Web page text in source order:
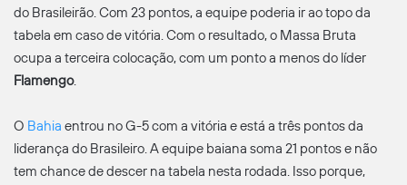
do Brasileirão. Com 23 pontos, a equipe poderia ir ao topo da
tabela em caso de vitória. Com o resultado, o Massa Bruta
ocupa a terceira colocação, com um ponto a menos do líder
Flamengo.
O Bahia entrou no G-5 com a vitória e está a três pontos da
liderança do Brasileiro. A equipe baiana soma 21 pontos e não
tem chance de descer na tabela nesta rodada. Isso porque,